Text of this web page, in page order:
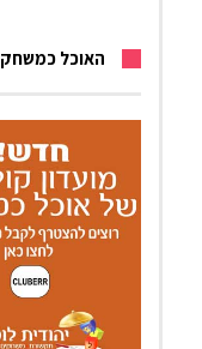
האוכל כמשחק